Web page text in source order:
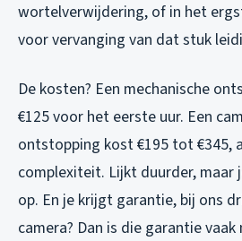
wortelverwijdering, of in het
voor vervanging van dat stuk
De kosten? Een mechanische
€125 voor het eerste uur. Een
ontstopping kost €195 tot €345,
complexiteit. Lijkt duurder, maar
op. En je krijgt garantie, bij ons
camera? Dan is die garantie